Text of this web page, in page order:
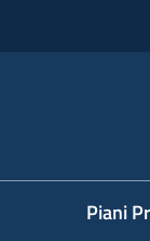
Piani